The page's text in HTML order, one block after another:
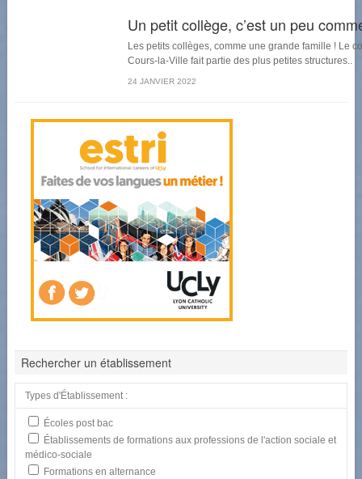
Un petit collège, c’est un peu
Les petits collèges, comme une grande famille ! Le
Cours-la-Ville fait partie des plus petites structures..
24 JANVIER 2022
Rechercher un établissement
Types d'Établissement :
Écoles post bac
Établissements de formations aux professions de l'action sociale et
médico-sociale
Formations en alternance